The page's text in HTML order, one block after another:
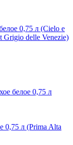
0,75 л (Cielo e
Grigio delle Venezie)
0,75 л (Prima Alta